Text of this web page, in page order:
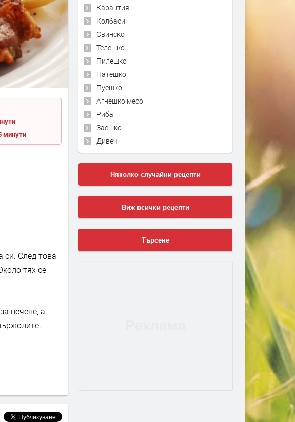
минути
си. След това
тях се
печене, а
Карантия
Колбаси
Свинско
Телешко
Пилешко
Патешко
Пуешко
Агнешко месо
Риба
Заешко
Дивеч
Няколко случайни рецепти
Виж всички рецепти
Търсене